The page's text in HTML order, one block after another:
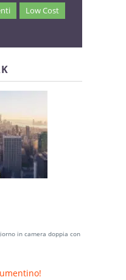
Low Cost
in camera doppia con